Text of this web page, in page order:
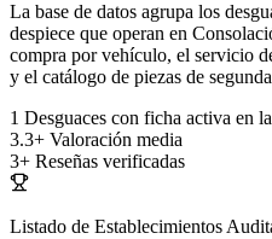
La base de datos agrupa los
despiece que operan en
compra por vehículo, el servicio
y el catálogo de piezas de
1 Desguaces con ficha activa en
3.3+ Valoración media
3+ Reseñas verificadas
Listado de Establecimientos